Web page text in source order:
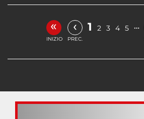
«
INIZIO
‹
PREC.
1 2 3 4 5 …